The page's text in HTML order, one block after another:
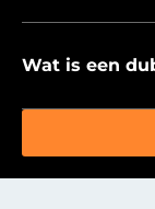
Wat is een